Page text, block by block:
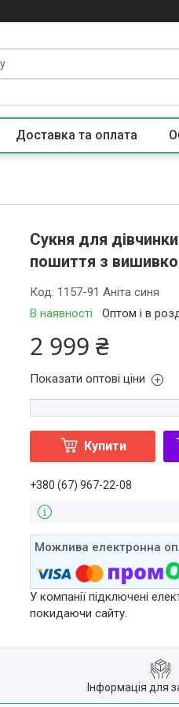
Доставка та оплата
Сукня для
пошиття з
В наявності Оптом і в
Код: 1157-91 Аніта синя
2 999 ₴
Показати оптові ціни
Купити
+380 (67) 967-22-08
У компанії підключені
покидаючи сайту.
Інформація для